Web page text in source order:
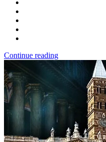
Continue reading